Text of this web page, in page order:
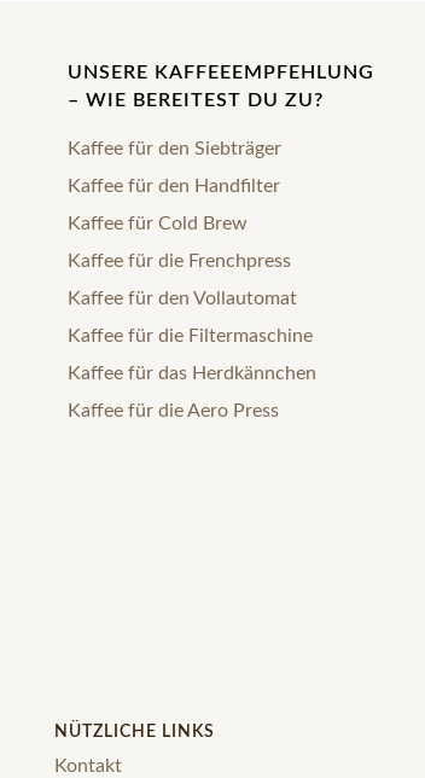
UNSERE KAFFEEEMPFEHLUNG
– WIE BEREITEST DU ZU?
Kaffee für den Siebträger
Kaffee für den Handfilter
Kaffee für Cold Brew
Kaffee für die Frenchpress
Kaffee für den Vollautomat
Kaffee für die Filtermaschine
Kaffee für das Herdkännchen
Kaffee für die Aero Press
NÜTZLICHE LINKS
Kontakt